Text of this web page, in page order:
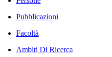
Pubblicazioni
Facoltà
Ambiti Di Ricerca